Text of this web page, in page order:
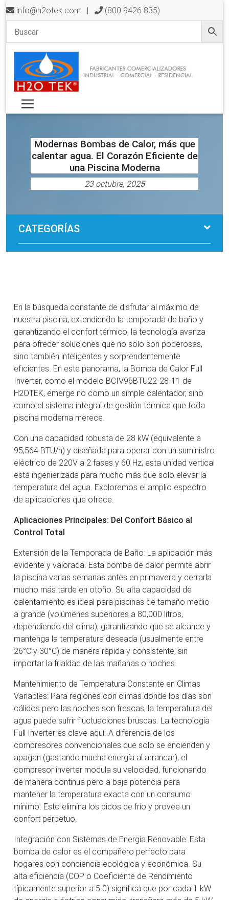
info@h2otek.com | (800 9426 835)
Modernas Bombas de Calor, más que
calentar agua. El Corazón Eficiente de
una Piscina Moderna
23 octubre, 2025
CATEGORÍAS
En la búsqueda constante de disfrutar al máximo de
nuestra piscina, extendiendo la temporada de baño y
garantizando el confort térmico, la tecnología avanza
para ofrecer soluciones que no solo son poderosas,
sino también inteligentes y sorprendentemente
eficientes. En este panorama, la Bomba de Calor Full
Inverter, como el modelo BCIV96BTU22-28-11 de
H2OTEK, emerge no como un simple calentador, sino
como el sistema integral de gestión térmica que toda
piscina moderna merece.
Con una capacidad robusta de 28 kW (equivalente a
95,564 BTU/h) y diseñada para operar con un suministro
eléctrico de 220V a 2 fases y 60 Hz, esta unidad vertical
está ingenierizada para mucho más que solo elevar la
temperatura del agua. Exploremos el amplio espectro
de aplicaciones que ofrece.
Aplicaciones Principales: Del Confort Básico al
Control Total
Extensión de la Temporada de Baño: La aplicación más
evidente y valorada. Esta bomba de calor permite abrir
la piscina varias semanas antes en primavera y cerrarla
mucho más tarde en otoño. Su alta capacidad de
calentamiento es ideal para piscinas de tamaño medio
a grande (volúmenes superiores a 80,000 litros,
dependiendo del clima), garantizando que se alcance y
mantenga la temperatura deseada (usualmente entre
26°C y 30°C) de manera rápida y consistente, sin
importar la frialdad de las mañanas o noches.
Mantenimiento de Temperatura Constante en Climas
Variables: Para regiones con climas donde los días son
cálidos pero las noches son frescas, la temperatura del
agua puede sufrir fluctuaciones bruscas. La tecnología
Full Inverter es clave aquí. A diferencia de los
compresores convencionales que solo se encienden y
apagan (gastando mucha energía al arrancar), el
compresor inverter modula su velocidad, funcionando
de manera continua pero a baja potencia para
mantener la temperatura exacta con un consumo
mínimo. Esto elimina los picos de frío y provee un
confort perpetuo.
Integración con Sistemas de Energía Renovable: Esta
bomba de calor es el compañero perfecto para
hogares con conciencia ecológica y económica. Su
alta eficiencia (COP o Coeficiente de Rendimiento
típicamente superior a 5.0) significa que por cada 1 kW